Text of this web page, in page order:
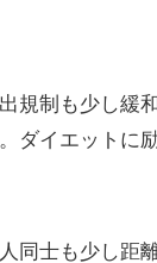
規制も少し緩
ダイエットに
同士も少し距